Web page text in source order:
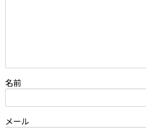
名前
メール